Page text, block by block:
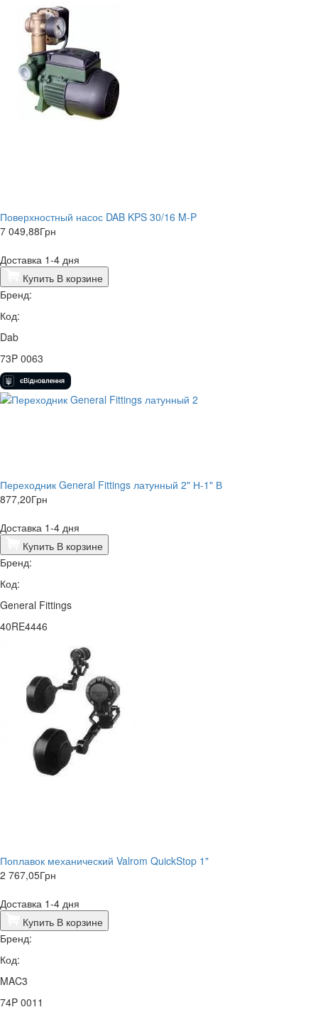
Поверхностный насос DAB KPS 30/16 M-P
7 049,88Грн
Доставка 1-4 дня
Купить В корзине
Бренд:
Код:
Dab
73P 0063
Переходник General Fittings латунный 2" Н-1" В
877,20Грн
Доставка 1-4 дня
Купить В корзине
Бренд:
Код:
General Fittings
40RE4446
Поплавок механический Valrom QuickStop 1"
2 767,05Грн
Доставка 1-4 дня
Купить В корзине
Бренд:
Код:
MAC3
74P 0011